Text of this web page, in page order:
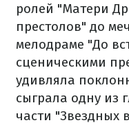
ролей "Матери
престолов" до
мелодраме "До
сценическими
удивляла
сыграла одну из
части "Звездных